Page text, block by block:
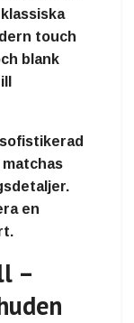
touch
blank
en
–